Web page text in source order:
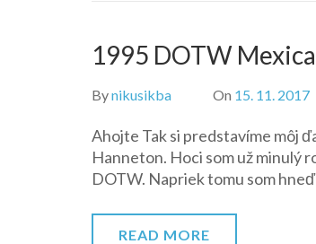
1995 DOTW
Bynikusikba On 15. 11. 2017
Ahojte Tak si predstavíme môj
Hanneton. Hoci som už minulý
DOTW. Napriek tomu som
READ MORE